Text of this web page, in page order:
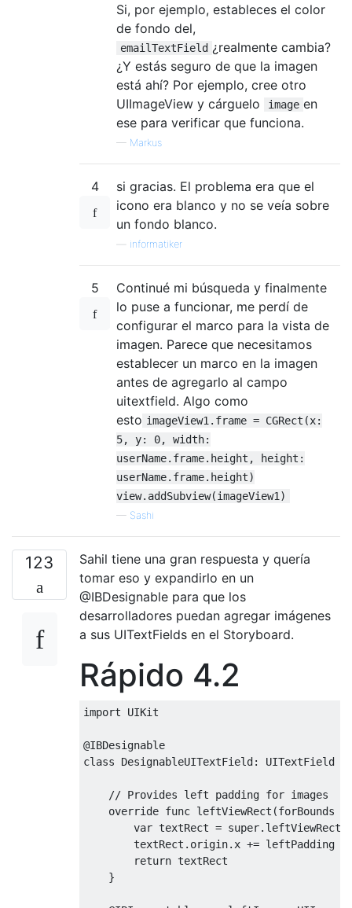
Si, ​​por ejemplo, estableces el color
de fondo del,
emailTextField ¿realmente cambia?
¿Y estás seguro de que la imagen
está ahí? Por ejemplo, cree otro
UIImageView y cárguelo
image en
ese para verificar que funciona.
— Markus
4
si gracias. El problema era que el
icono era blanco y no se veía sobre
un fondo blanco.
informatiker
5
Continué mi búsqueda y finalmente
lo puse a funcionar, me perdí de
configurar el marco para la vista de
imagen. Parece que necesitamos
establecer un marco en la imagen
antes de agregarlo al campo
uitextfield. Algo como
esto imageView1.frame = CGRect(x:
5, y: 0, width:
userName.frame.height, height:
userName.frame.height)
view.addSubview(imageView1)
— Sashi
123
Sahil tiene una gran respuesta y quería
tomar eso y expandirlo en un
@IBDesignable para que los
desarrolladores puedan agregar imágenes
a sus UITextFields en el Storyboard.
Rápido 4.2
import UIKit
@IBDesignable
class
DesignableUITextField : UITextField
override func leftViewRect (forBounds
var textRect = super. leftViewRect
        textRect
. origin. x += leftPadding
return textRect
}